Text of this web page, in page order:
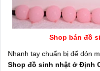
Shop bán đồ
Nhanh tay chuẩn bị để dón
Shop đồ sinh nhật ở Định